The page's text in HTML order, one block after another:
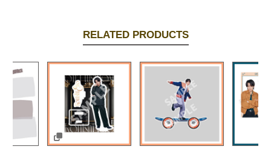
RELATED PRODUCTS